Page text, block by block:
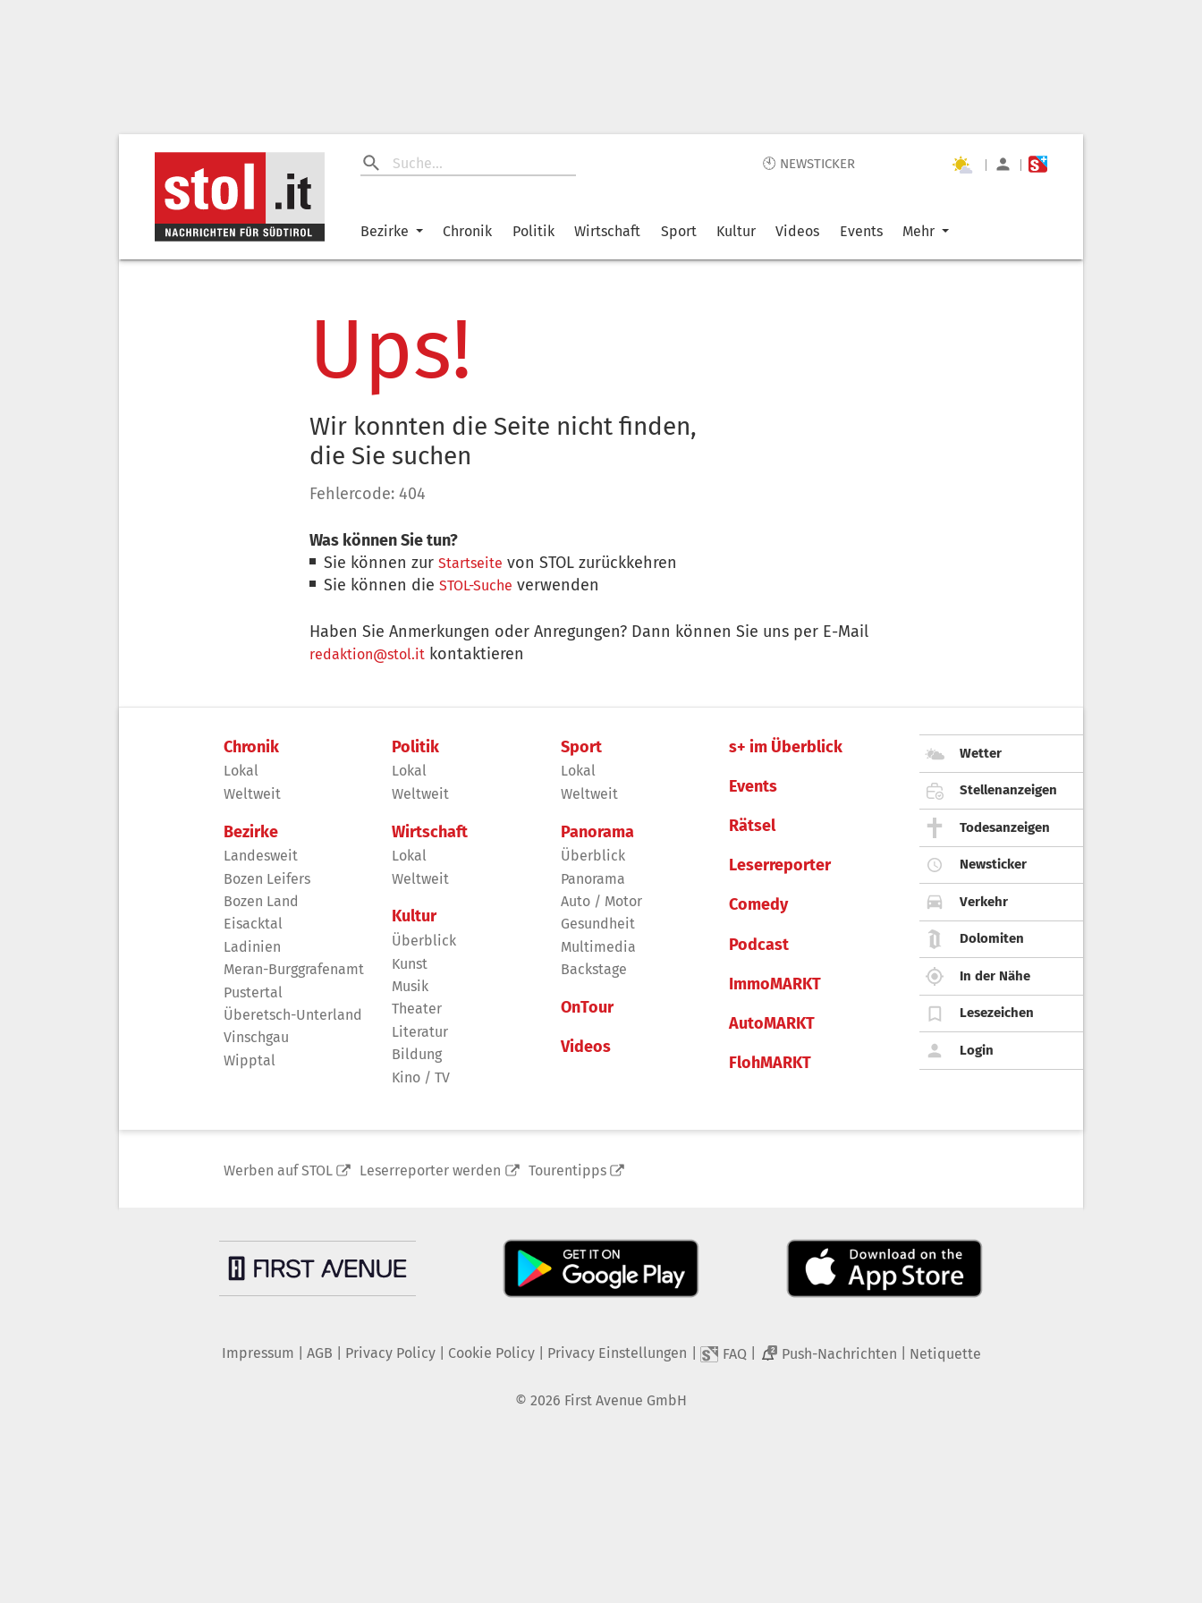
🕙 NEWSTICKER | |
Bezirke Chronik Politik Wirtschaft Sport Kultur Videos Events Mehr
Ups!
Wir konnten die Seite nicht finden,
die Sie suchen
Fehlercode: 404
Was können Sie tun?
Sie können zurStartseite von STOL zurückkehren
Sie können dieSTOL-Suche verwenden
Haben Sie Anmerkungen oder Anregungen? Dann können Sie uns per E-Mail
redaktion@stol.it kontaktieren
Chronik
Lokal
Weltweit
Bezirke
Landesweit
Bozen Leifers
Bozen Land
Eisacktal
Ladinien
Meran-Burggrafenamt
Pustertal
Überetsch-Unterland
Vinschgau
Wipptal
Politik
Lokal
Weltweit
Wirtschaft
Lokal
Weltweit
Kultur
Überblick
Kunst
Musik
Theater
Literatur
Bildung
Kino / TV
Sport
Lokal
Weltweit
Panorama
Überblick
Panorama
Auto / Motor
Gesundheit
Multimedia
Backstage
OnTour
Videos
s+ im Überblick
Events
Rätsel
Leserreporter
Comedy
Podcast
ImmoMARKT
AutoMARKT
FlohMARKT
Wetter
Stellenanzeigen
Todesanzeigen
Newsticker
Verkehr
Dolomiten
In der Nähe
Lesezeichen
Login
Werben auf STOL Leserreporter werden Tourentipps
Impressum AGB Privacy Policy| Cookie Policy| Privacy Einstellungen FAQ 2 Push-Nachrichten Netiquette
© 2026 First Avenue GmbH